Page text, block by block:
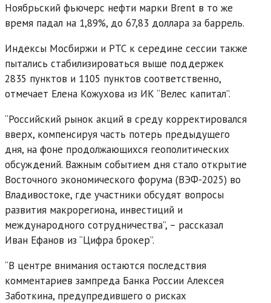
Ноябрьский фьючерс нефти марки Brent в то же
время падал на 1,89%, до 67,83 доллара за баррель.
Индексы Мосбиржи и РТС к середине сессии также
пытались стабилизироваться выше поддержек
2835 пунктов и 1105 пунктов соответственно,
отмечает Елена Кожухова из ИК “Велес капитал”.
“Российский рынок акций в среду корректировался
вверх, компенсируя часть потерь предыдущего
дня, на фоне продолжающихся геополитических
обсуждений. Важным событием дня стало открытие
Восточного экономического форума (ВЭФ-2025) во
Владивостоке, где участники обсудят вопросы
развития макрорегиона, инвестиций и
международного сотрудничества”, – рассказал
Иван Ефанов из “Цифра брокер”.
“В центре внимания остаются последствия
комментариев зампреда Банка России Алексея
Заботкина, предупредившего о рисках